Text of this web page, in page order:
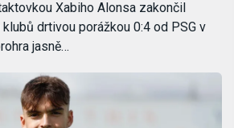
Xabiho Alonsa zakončil
drtivou porážkou 0:4 od PSG v
jasně…